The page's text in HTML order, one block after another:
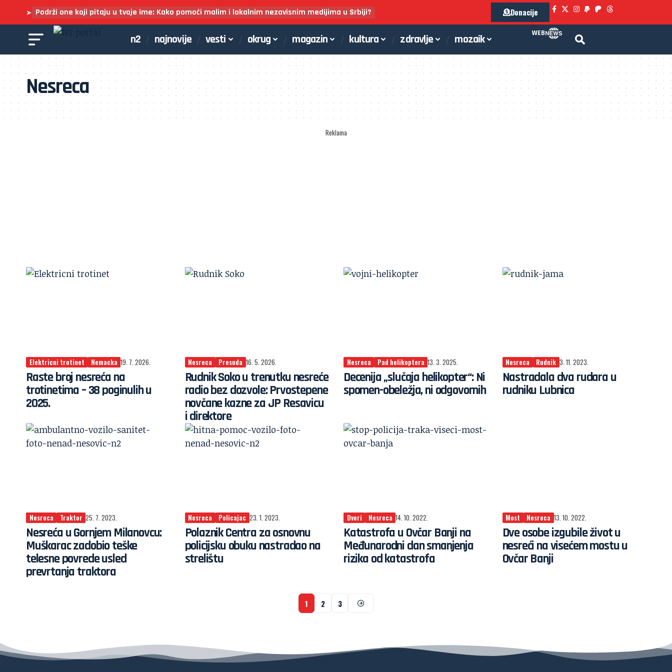
➤ Podrži one koji pitaju u tvoje ime: Kako pomoći malim i lokalnim nezavisnim medijima u Srbiji? Donacije
n2 najnovije vesti okrug magazin kultura zdravlje mozaik WEB
Nesreca
Reklama
Elektricni trotinet Nemacka 19. 7. 2026.
Raste broj nesreća na
trotinetima – 38 poginulih u
2025.
Nesreca Presuda 16. 5. 2026.
Rudnik Soko u trenutku nesreće
radio bez dozvole: Prvostepene
novčane kazne za JP Resavicu
i direktore
Nesreca Pad helikoptera 13. 3. 2025.
Decenija „slučaja helikopter“: Ni
spomen-obeležja, ni odgovornih
Nesreca Rudnik 3. 11. 2023.
Nastradala dva rudara u
rudniku Lubnica
Nesreca Traktor 25. 7. 2023.
Nesreća u Gornjem Milanovcu:
Muškarac zadobio teške
telesne povrede usled
prevrtanja traktora
Nesreca Policajac 23. 1. 2023.
Polaznik Centra za osnovnu
policijsku obuku nastradao na
strelištu
Dveri Nesreca 14. 10. 2022.
Katastrofa u Ovčar Banji na
Međunarodni dan smanjenja
rizika od katastrofa
Most Nesreca 13. 10. 2022.
Dve osobe izgubile život u
nesreći na visećem mostu u
Ovčar Banji
1 2 3